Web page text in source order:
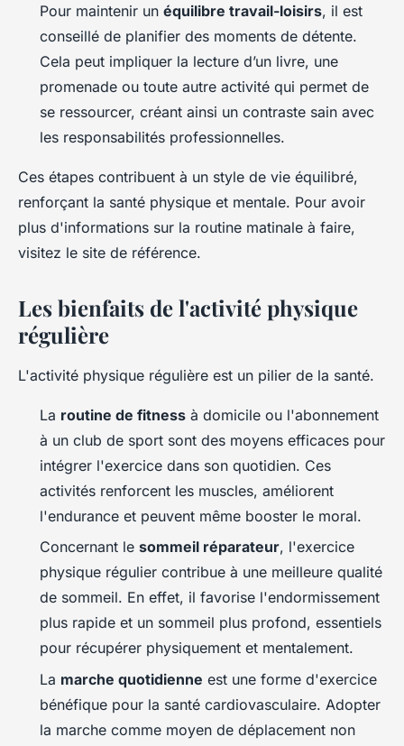
Pour maintenir un équilibre travail-loisirs, il est
conseillé de planifier des moments de détente.
Cela peut impliquer la lecture d’un livre, une
promenade ou toute autre activité qui permet de
se ressourcer, créant ainsi un contraste sain avec
les responsabilités professionnelles.
Ces étapes contribuent à un style de vie équilibré,
renforçant la santé physique et mentale. Pour avoir
plus d'informations sur la routine matinale à faire,
visitez le site de référence.
Les bienfaits de l'activité physique
régulière
L'activité physique régulière est un pilier de la santé.
La routine de fitness à domicile ou l'abonnement
à un club de sport sont des moyens efficaces pour
intégrer l'exercice dans son quotidien. Ces
activités renforcent les muscles, améliorent
l'endurance et peuvent même booster le moral.
Concernant le sommeil réparateur, l'exercice
physique régulier contribue à une meilleure qualité
de sommeil. En effet, il favorise l'endormissement
plus rapide et un sommeil plus profond, essentiels
pour récupérer physiquement et mentalement.
La marche quotidienne est une forme d'exercice
bénéfique pour la santé cardiovasculaire. Adopter
la marche comme moyen de déplacement non